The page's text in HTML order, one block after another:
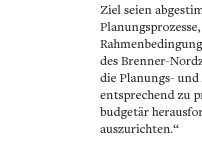
Ziel seien
des Brenner-
die Planungs- und
entsprechend zu
budgetär
auszurichten.“